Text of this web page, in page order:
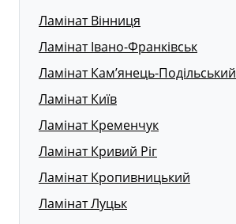
Ламінат Вінниця
Ламінат Івано-Франківськ
Ламінат Кам’янець-Подільський
Ламінат Київ
Ламінат Кременчук
Ламінат Кривий Ріг
Ламінат Кропивницький
Ламінат Луцьк